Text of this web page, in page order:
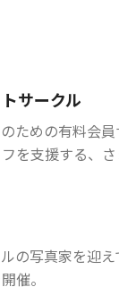
サークル
ための有料会
を支援する、
の写真家を迎
催。